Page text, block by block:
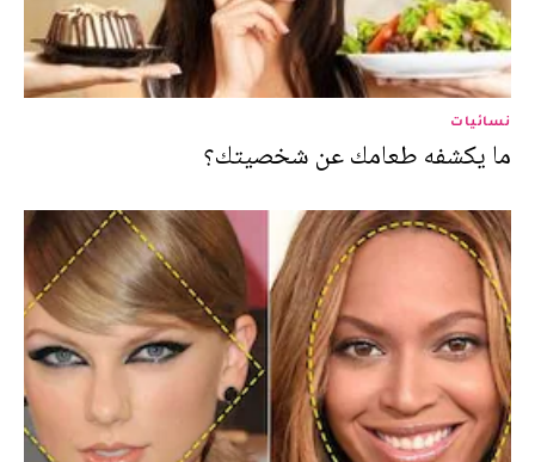
نسائيات
ما يكشفه طعامك عن شخصيتك؟